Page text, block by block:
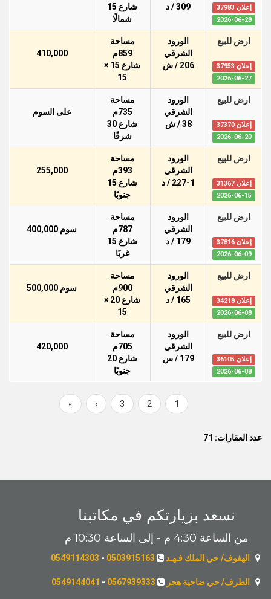
إعلان 37983
2026-06-28
309 / د
شارع 15
شمالًا
ارض للبيع
إعلان 37953
2026-06-27
الورود
الشرقي
206 / ش
مساحة
859م
شارع 15 ×
15
410,000
ارض للبيع
إعلان 37370
2026-06-20
الورود
الشرقي
38 / ش
مساحة
735م
شارع 30
شرقًا
على السوم
ارض للبيع
إعلان 31367
2026-06-15
الورود
الشرقي
227-1 / د
مساحة
393م
شارع 15
جنوبًا
255,000
ارض للبيع
إعلان 37816
2026-06-09
الورود
الشرقي
179 / د
مساحة
787م
شارع 15
غربًا
سوم 400,000
ارض للبيع
إعلان 34218
2026-06-08
الورود
الشرقي
165 / د
مساحة
900م
شارع 20 ×
15
سوم 500,000
ارض للبيع
إعلان 36105
2026-06-08
الورود
الشرقي
179 / س
مساحة
705م
شارع 20
جنوبًا
420,000
Current
page
1
Page
2
Page
3
Next
page
›
Last
page
»
عدد العقارات: 71
نسعد بزيارتكم في مكاتبنا
من الساعة 4:30 م - إلى الساعة 10:30 م
الهفوف/ حي الملك فـهـد 0503915163
-
0549114303
الطرف/ حي ضاحية هجر 0567939333
-
0549144041